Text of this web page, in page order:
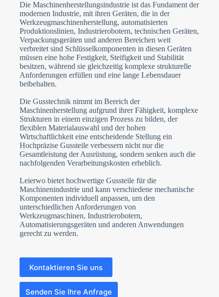
Die Maschinenherstellungsindustrie ist das Fundament der
modernen Industrie, mit ihren Geräten, die in der
Werkzeugmaschinenherstellung, automatisierten
Produktionslinien, Industrierobotern, technischen Geräten,
Verpackungsgeräten und anderen Bereichen weit
verbreitet sind Schlüsselkomponenten in diesen Geräten
müssen eine hohe Festigkeit, Steifigkeit und Stabilität
besitzen, während sie gleichzeitig komplexe strukturelle
Anforderungen erfüllen und eine lange Lebensdauer
beibehalten.
Die Gusstechnik nimmt im Bereich der
Maschinenherstellung aufgrund ihrer Fähigkeit, komplexe
Strukturen in einem einzigen Prozess zu bilden, der
flexiblen Materialauswahl und der hohen
Wirtschaftlichkeit eine entscheidende Stellung ein
Hochpräzise Gussteile verbessern nicht nur die
Gesamtleistung der Ausrüstung, sondern senken auch die
nachfolgenden Verarbeitungskosten erheblich.
Leierwo bietet hochwertige Gussteile für die
Maschinenindustrie und kann verschiedene mechanische
Komponenten individuell anpassen, um den
unterschiedlichen Anforderungen von
Werkzeugmaschinen, Industrierobotern,
Automatisierungsgeräten und anderen Anwendungen
gerecht zu werden.
Kontaktieren Sie uns
Senden Sie Ihre Anfrage